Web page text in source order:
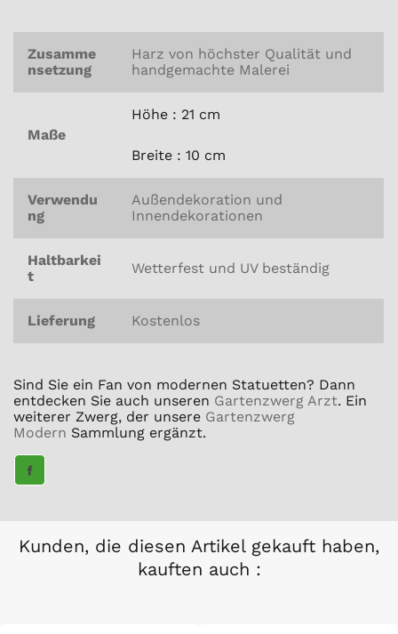
Zusamme
nsetzung
Harz von höchster Qualität und
handgemachte Malerei
Maße
Höhe : 21 cm
Breite : 10 cm
Verwendu
ng
Außendekoration und
Innendekorationen
Haltbarkei
t
Wetterfest und UV beständig
Lieferung Kostenlos
Sind Sie ein Fan von modernen Statuetten? Dann
entdecken Sie auch unseren Gartenzwerg Arzt. Ein
weiterer Zwerg, der unsere Gartenzwerg
Modern Sammlung ergänzt.
TEILE
AUF
Kunden, die diesen Artikel gekauft haben,
kauften auch :